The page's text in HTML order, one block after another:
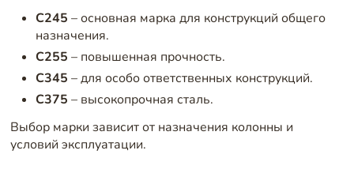
С245 – основная марка для конструкций общего
назначения.
С255 – повышенная прочность.
С345 – для особо ответственных конструкций.
С375 – высокопрочная сталь.
Выбор марки зависит от назначения колонны и
условий эксплуатации.